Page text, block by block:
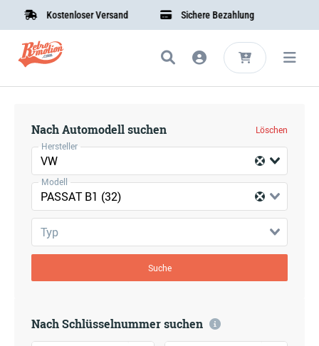
Kostenloser Versand Sichere Bezahlung
Nach Automodell suchen
Löschen
Hersteller
VW
Modell
PASSAT B1 (32)
Typ
Suche
Nach Schlüsselnummer suchen